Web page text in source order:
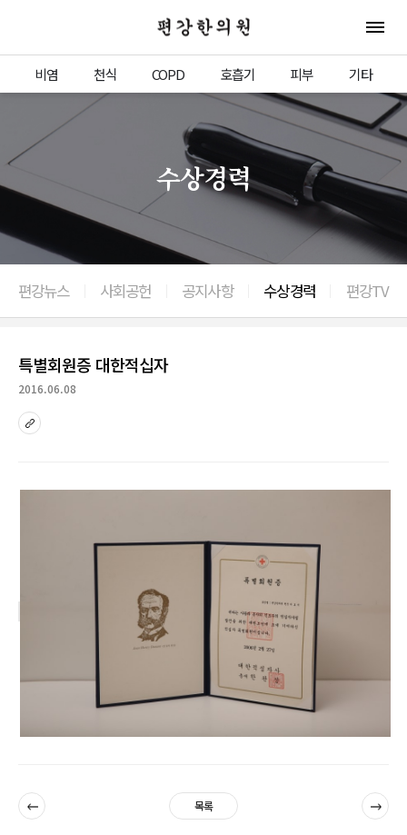
편강한의원 전체
비염 천식 COPD 호흡기 피부 기타
수상경력
편강뉴스 사회공헌 공지사항 수상경력 편강TV
이전으로
특별회원증 대한적십자
2016.06.08
sns
이전 목록 다음